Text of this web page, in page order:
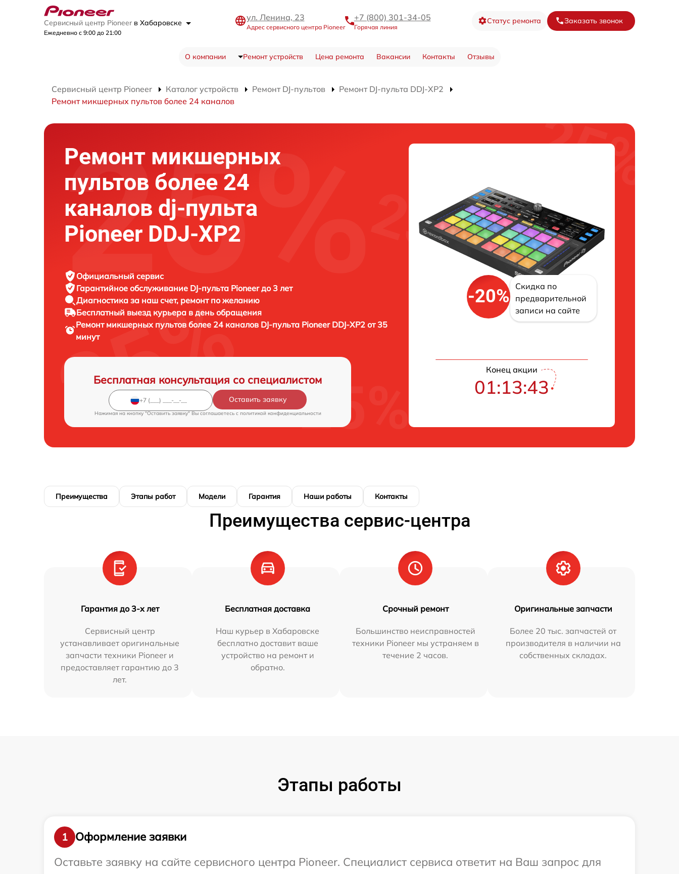
Сервисный центр Pioneer в Хабаровске
Ежедневно с 9:00 до 21:00
ул. Ленина, 23
Адрес сервисного центра Pioneer
+7 (800) 301-34-05
Горячая линия
Статус ремонта Заказать звонок
О компании Ремонт устройств Цена ремонта Вакансии Контакты Отзывы
Сервисный центр Pioneer Каталог устройств Ремонт DJ-пультов
Ремонт DJ-пульта DDJ-XP2
Ремонт микшерных пультов более 24 каналов
Ремонт микшерных
пультов более 24
каналов dj-пульта
Pioneer DDJ-XP2
Официальный сервис
Гарантийное обслуживание DJ-пульта Pioneer до 3 лет
Диагностика за наш счет, ремонт по желанию
Бесплатный выезд курьера в день обращения
Ремонт микшерных пультов более 24 каналов DJ-пульта Pioneer DDJ-XP2 от 35
минут
Бесплатная консультация со специалистом
Оставить заявку
Нажимая на кнопку "Оставить заявку" Вы соглашаетесь c политикой конфиденциальности
-20%
Скидка по
предварительной
записи на сайте
Конец акции
01:13:42
Преимущества Этапы работ Модели Гарантия Наши работы Контакты
Преимущества сервис-центра
Гарантия до 3-х лет
Сервисный центр
устанавливает оригинальные
запчасти техники Pioneer и
предоставляет гарантию до 3
лет.
Бесплатная доставка
Наш курьер в Хабаровске
бесплатно доставит ваше
устройство на ремонт и
обратно.
Срочный ремонт
Большинство неисправностей
техники Pioneer мы устраняем в
течение 2 часов.
Оригинальные запчасти
Более 20 тыс. запчастей от
производителя в наличии на
собственных складах.
Этапы работы
1
Оформление заявки
Оставьте заявку на сайте сервисного центра Pioneer. Специалист сервиса ответит на Ваш запрос для